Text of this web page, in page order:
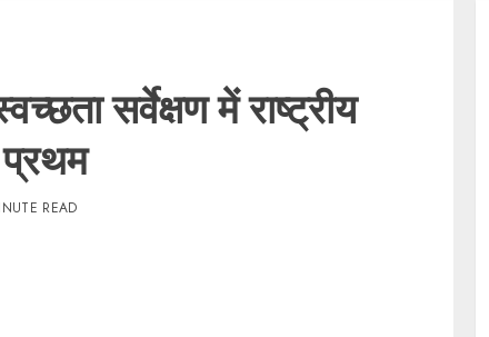
सर्वेक्षण में राष्ट्रीय
READ